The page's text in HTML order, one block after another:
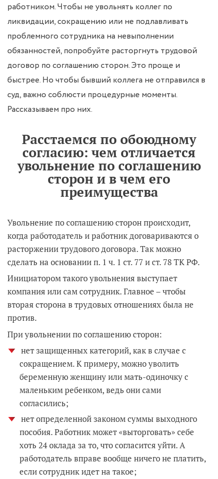
работником. Чтобы не увольнять коллег по
ликвидации, сокращению или не подлавливать
проблемного сотрудника на невыполнении
обязанностей, попробуйте расторгнуть трудовой
договор по соглашению сторон. Это проще и
быстрее. Но чтобы бывший коллега не отправился в
суд, важно соблюсти процедурные моменты.
Рассказываем про них.
Расстаемся по обоюдному
согласию: чем отличается
увольнение по соглашению
сторон и в чем его
преимущества
Увольнение по соглашению сторон происходит,
когда работодатель и работник договариваются о
расторжении трудового договора. Так можно
сделать на основании п. 1 ч. 1 ст. 77 и ст. 78 ТК РФ.
Инициатором такого увольнения выступает
компания или сам сотрудник. Главное – чтобы
вторая сторона в трудовых отношениях была не
против.
При увольнении по соглашению сторон:
нет защищенных категорий, как в случае с
сокращением. К примеру, можно уволить
беременную женщину или мать-одиночку с
маленьким ребенком, ведь они сами
согласились;
нет определенной законом суммы выходного
пособия. Работник может «выторговать» себе
хоть 24 оклада за то, что согласится уйти. А
работодатель вправе вообще ничего не платить,
если сотрудник идет на такое;